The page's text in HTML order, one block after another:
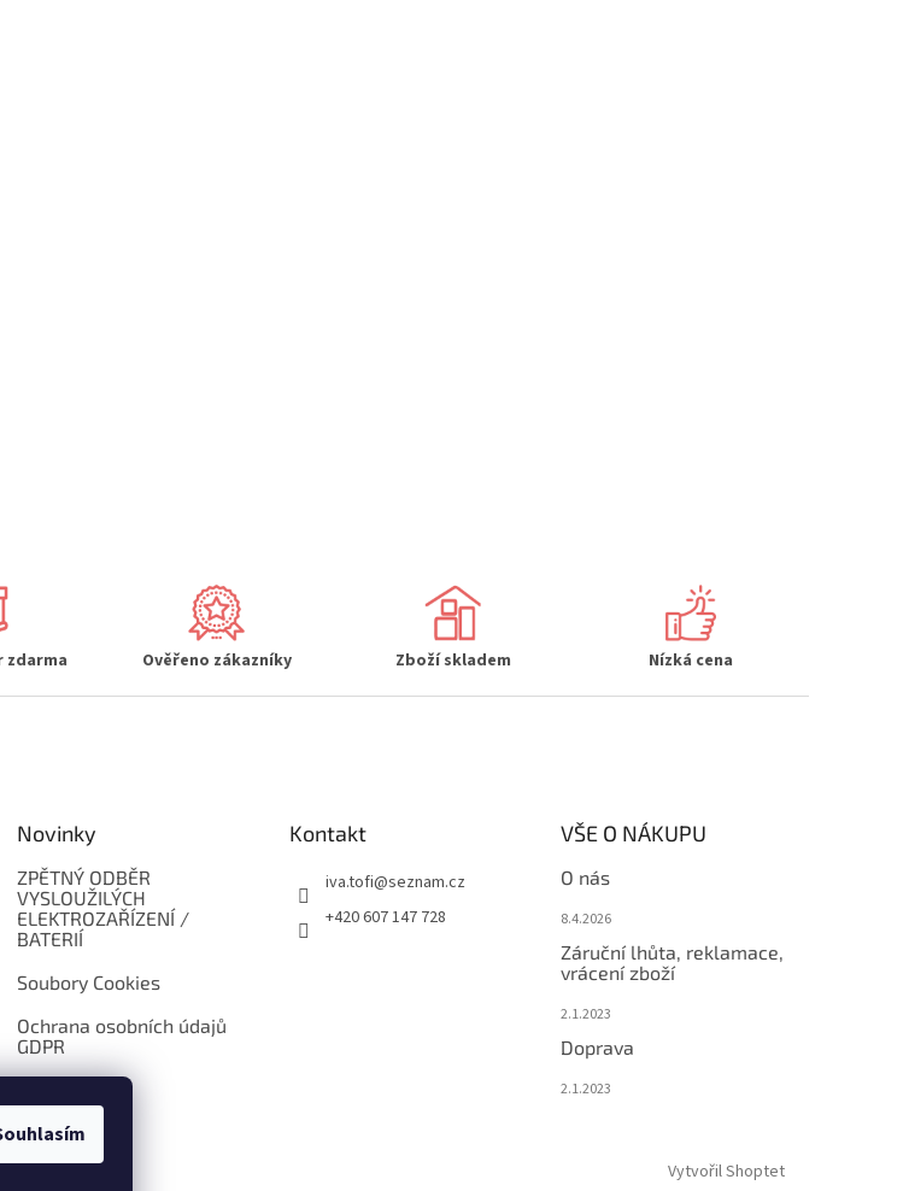
zdarma Ověřeno zákazníky Zboží skladem Nízká cena
Novinky
ZPĚTNÝ ODBĚR
VYSLOUŽILÝCH
ELEKTROZAŘÍZENÍ /
BATERIÍ
Soubory Cookies
Ochrana osobních údajů
GDPR
Kontakt
iva.tofi@seznam.cz
+420 607 147 728
VŠE O NÁKUPU
O nás
8.4.2026
Záruční lhůta, reklamace,
vrácení zboží
2.1.2023
Doprava
2.1.2023
Vytvořil Shoptet